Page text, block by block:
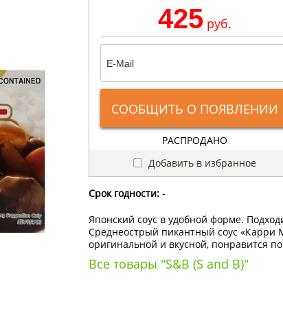
425 руб.
СООБЩИТЬ О ПОЯВЛЕНИИ
РАСПРОДАНО
Добавить в избранное
Срок годности:-
Японский соус в удобной форме.
Среднеострый пикантный соус «Карри
оригинальной и вкусной, понравится
Все товары "S&B (S and B)"